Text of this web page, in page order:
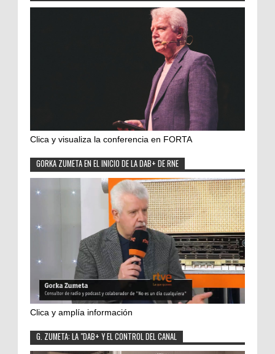
Clica y visualiza la conferencia en FORTA
GORKA ZUMETA EN EL INICIO DE LA DAB+ DE RNE
Clica y amplía información
G. ZUMETA: LA "DAB+ Y EL CONTROL DEL CANAL